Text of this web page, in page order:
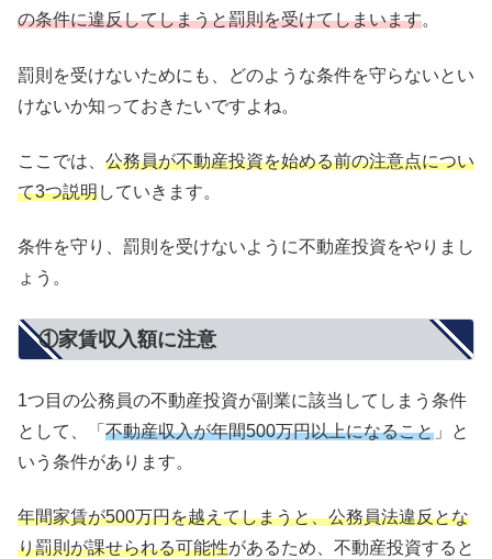
の条件に違反してしまうと罰則を受けてしまいます。
罰則を受けないためにも、どのような条件を守らないとい
けないか知っておきたいですよね。
ここでは、 公務員が不動産投資を始める前の注意点につい
て3つ説明していきます。
条件を守り、罰則を受けないように不動産投資をやりまし
ょう。
①家賃収入額に注意
1つ目の公務員の不動産投資が副業に該当してしまう条件
として、「 不動産収入が年間500万円以上になること 」と
いう条件があります。
年間家賃が500万円を越えてしまうと、公務員法違反とな
り罰則が課せられる可能性があるため、不動産投資すると